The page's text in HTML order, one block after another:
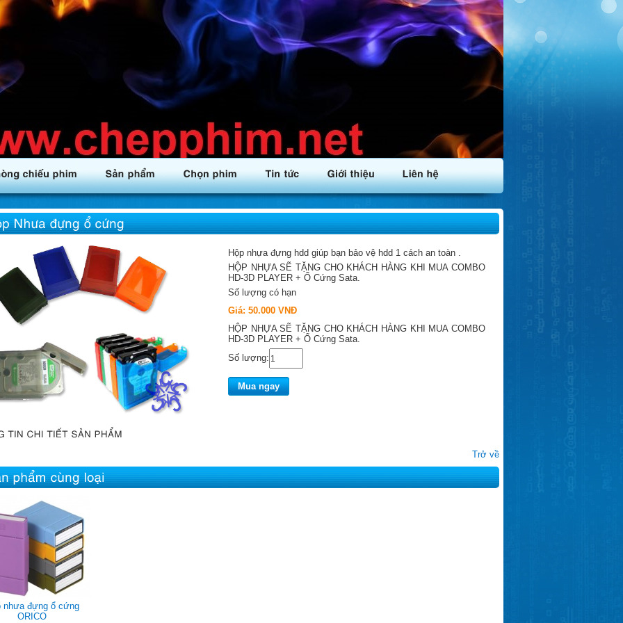
Hộp nhựa đựng hdd giúp bạn bảo vệ hdd 1 cách an toàn .
HỘP NHỰA SẼ TẶNG CHO KHÁCH HÀNG KHI MUA COMBO
HD-3D PLAYER + Ổ Cứng Sata.
Số lượng có hạn
Giá: 50.000 VNĐ
HỘP NHỰA SẼ TẶNG CHO KHÁCH HÀNG KHI MUA COMBO
HD-3D PLAYER + Ổ Cứng Sata.
Số lượng:
Mua ngay
Trở về
nhưa đựng ổ cứng
ORICO